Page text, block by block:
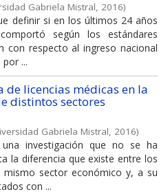
Gabriela Mistral, 2016)
definir si en los últimos 24 años
según los estándares
con respecto al ingreso nacional
...
de licencias médicas en la
distintos sectores
Gabriela Mistral, 2016)
investigación que no se ha
la diferencia que existe entre los
sector económico y, a su
con ...